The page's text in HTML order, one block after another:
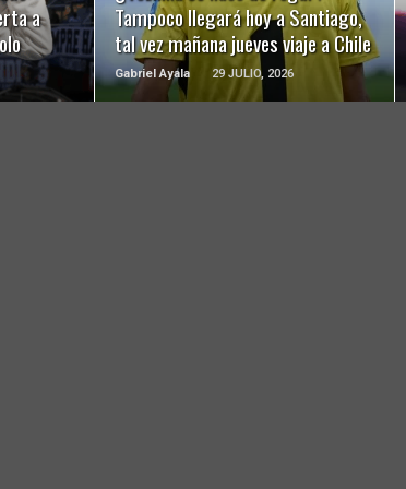
a
Tampoco llegará hoy a Santiago,
tal vez mañana jueves viaje a Chile
Gabriel Ayala 29 JULIO, 2026